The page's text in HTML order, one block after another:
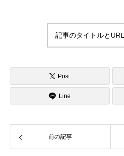
記事のタイトルと
Post
Line
前の記事